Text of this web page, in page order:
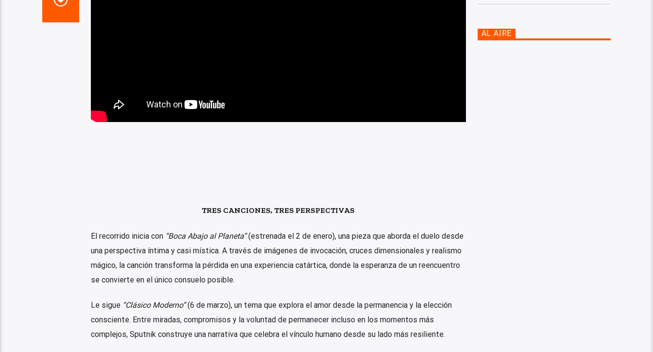
TRES CANCIONES, TRES PERSPECTIVAS
El recorrido inicia con “Boca Abajo al Planeta”(estrenada el 2 de enero), una pieza que aborda el duelo desde
una perspectiva íntima y casi mística. A través de imágenes de invocación, cruces dimensionales y realismo
mágico, la canción transforma la pérdida en una experiencia catártica, donde la esperanza de un reencuentro
se convierte en el único consuelo posible.
Le sigue “Clásico Moderno”(6 de marzo), un tema que explora el amor desde la permanencia y la elección
consciente. Entre miradas, compromisos y la voluntad de permanecer incluso en los momentos más
complejos, Sputnik construye una narrativa que celebra el vínculo humano desde su lado más resiliente.
AL AIRE